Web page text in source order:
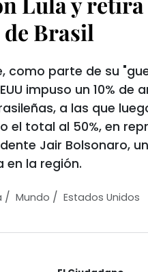
Brasil
como parte de su
impuso un 10% de
a las que
el total al 50%, en
Jair Bolsonaro,
en la región.
/ Mundo / Estados Unidos